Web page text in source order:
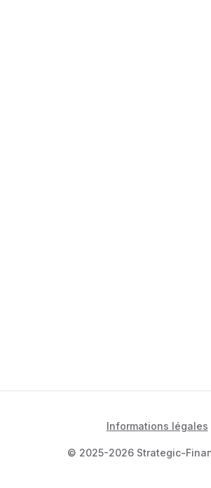
Informations légales
© 2025-2026 Strategic-